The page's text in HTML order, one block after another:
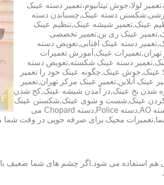
لولا،جوش تیتانیوم،تعمیر دسته عینک
دسته عینک,چسباندن دسته
عینک,تعمیر شیشه عینک,تنظیم عینک
عینک ری بن,تعمیر تخصصی
دسته عینک افتابی,تعویض دسته
تهران,تعمیرات عینک,آموزش تعمیرات
دسته عینک شکسته,تعویض دسته
عینک,جوش عینک,چگونه عینک خود را تعمیر
عینک آنلاین,تعمیر عینک مرکز تهران,تعمیر
شدن نخ عینک,در آمدن شیشه عینک,کج شدن
کردن عینک,شست و شوی عینک,شکستن عینک
فلزی,تعمیر عینک بچه گانه,دسته Rey Ban,دسته AO,دسته Police,دسته Chopard می
شما,تعمیرات مجیک برای صرفه جویی در وقت
هم استفاده می شود.اگر چشم های شما ضعیف